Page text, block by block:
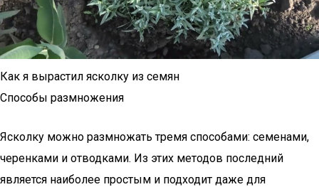
Как я вырастил ясколку из семян
Способы размножения
Ясколку можно размножать тремя способами: семенами,
черенками и отводками. Из этих методов последний
является наиболее простым и подходит даже для